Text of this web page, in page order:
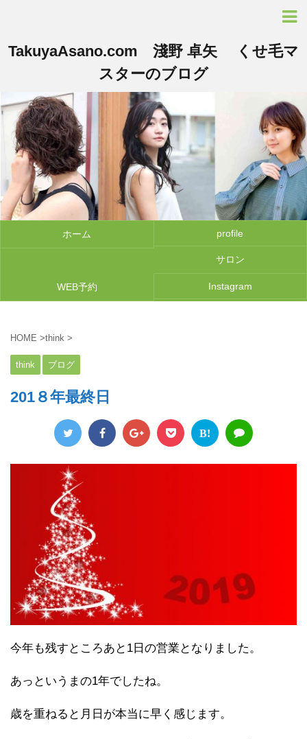
TakuyaAsano.com 淺野 卓矢 くせ毛マ
スターのブログ
ホーム profile
サロン
WEB予約 Instagram
HOME >think >
think ブログ
201８年最終日
B!
今年も残すところあと1日の営業となりました。
あっというまの1年でしたね。
歳を重ねると月日が本当に早く感じます。